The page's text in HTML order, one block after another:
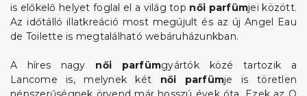
is előkelő helyet foglal el a világ top női parfümjei között.
Az időtálló illatkreáció most megújult és az új Angel Eau
de Toilette is megtalálható webáruházunkban.
A híres nagy női parfümgyártók közé tartozik a
Lancome is, melynek két női parfümje is töretlen